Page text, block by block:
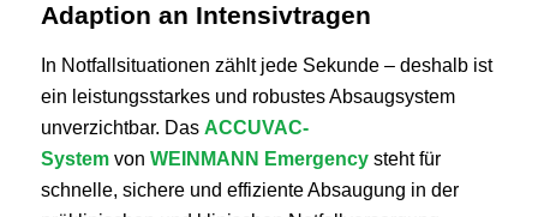
Adaption an Intensivtragen
In Notfallsituationen zählt jede Sekunde – deshalb ist
ein leistungsstarkes und robustes Absaugsystem
unverzichtbar. Das ACCUVAC-
Systemvon WEINMANN Emergencysteht für
schnelle, sichere und effiziente Absaugung in der